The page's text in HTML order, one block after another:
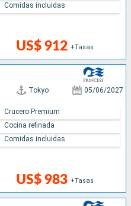
US$ 912 +Tasas
Comidas incluidas
Tokyo 05/06/2027
US$ 983 +Tasas
Crucero Premium
Cocina refinada
Comidas incluidas